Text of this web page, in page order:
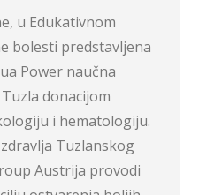
u Edukativnom
bolesti predstavljena
Power naučna
donacijom
i hematologiju.
Tuzlanskog
Austrija provodi